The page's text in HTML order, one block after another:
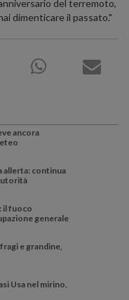
del terremoto,
dimenticare il passato."
ancora
allerta: continua
il fuoco
generale
e grandine,
Usa nel mirino,